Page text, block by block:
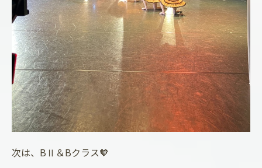
次は、BⅡ＆Bクラス🧡